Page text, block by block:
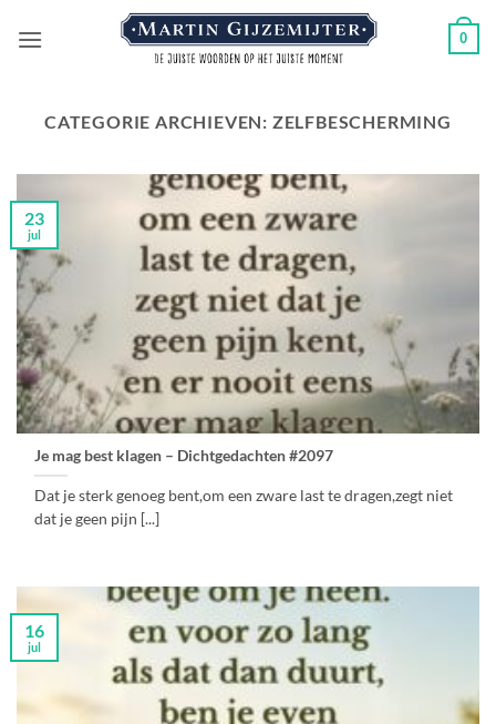
naar
0
CATEGORIE ARCHIEVEN: ZELFBESCHERMING
Je mag best klagen – Dichtgedachten #2097
Dat je sterk genoeg bent,om een zware last te dragen,zegt niet
dat je geen pijn [...]
23
jul
16
jul